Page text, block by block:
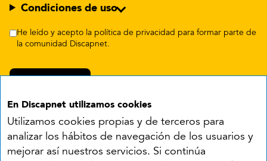
En Discapnet utilizamos cookies
Utilizamos cookies propias y de terceros para
analizar los hábitos de navegación de los usuarios y
mejorar así nuestros servicios. Si continúa
Condiciones de uso
He leído y acepto la política de privacidad para formar parte de
la comunidad Discapnet.